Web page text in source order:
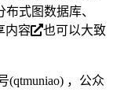
式图数据库、
内容
也可以大致
(qtmuniao) ，公众